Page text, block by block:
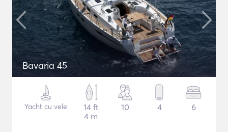
Bavaria 45
Yacht cu vele
14 ft
4 m
10 4 6